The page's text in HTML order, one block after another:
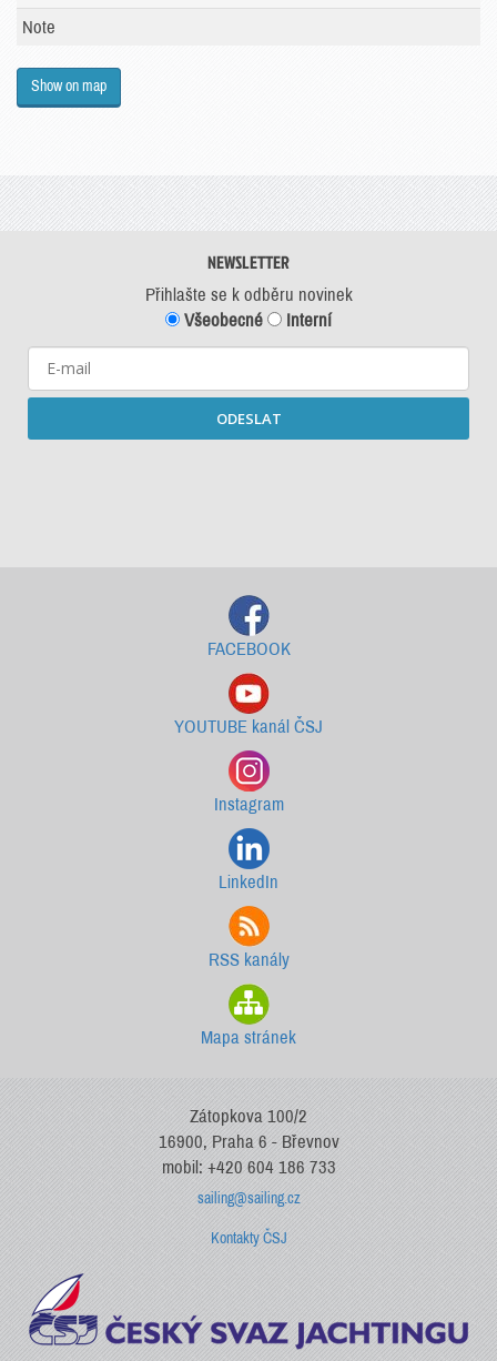
Note
Show on map
NEWSLETTER
Přihlašte se k odběru novinek
Všeobecné
Interní
ODESLAT
FACEBOOK
YOUTUBE kanál ČSJ
Instagram
LinkedIn
RSS kanály
Mapa stránek
Zátopkova 100/2
16900, Praha 6 - Břevnov
mobil: +420 604 186 733
sailing@sailing.cz
Kontakty ČSJ